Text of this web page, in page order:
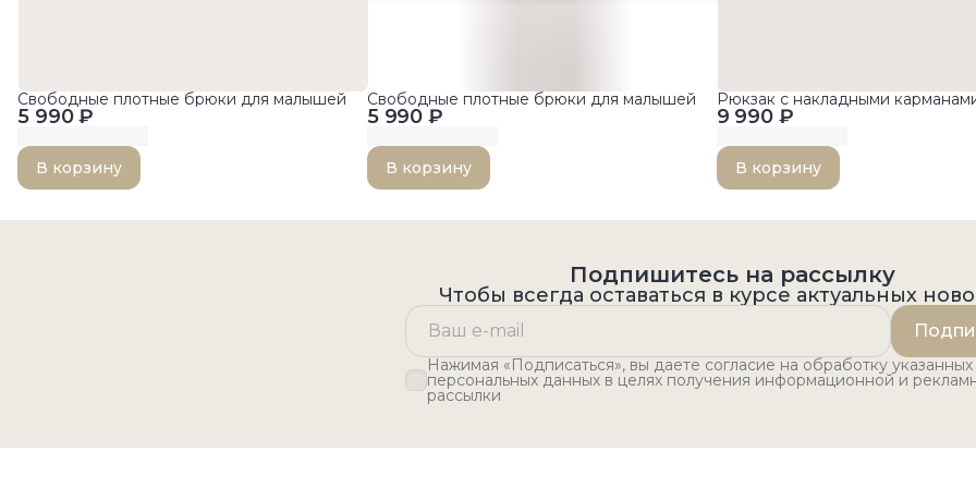
5 990 ₽
Свободные плотные брюки для малышей
В корзину
5 990 ₽
Свободные плотные брюки для малышей
В корзину
9 990 ₽
Рюкзак с накладными
В корзину
Подпишитесь на рассылку
Чтобы всегда оставаться в курсе актуальных
Нажимая «Подписаться», вы даете согласие на обработку указанных
персональных данных в целях получения информационной и
рассылки